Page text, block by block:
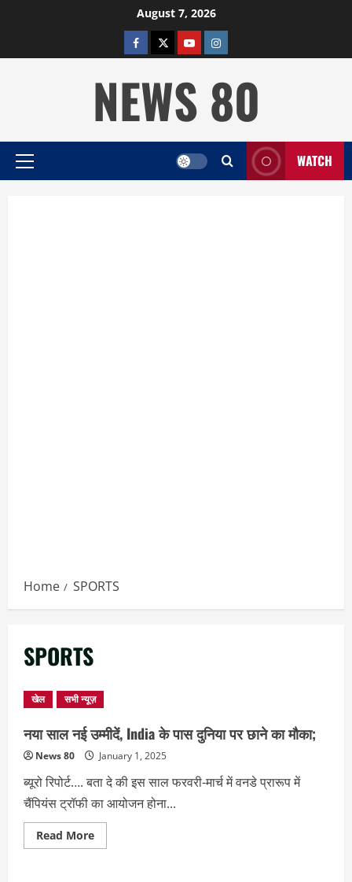
August 7, 2026
facebooktwitterYOUTUBE
instagram
NEWS 80
Primary
WATCH
Home SPORTS
SPORTS
खेल सभी न्यूज़
नया साल नई उम्मीदें, India के पास दुनिया पर छाने का मौका;
News 80 January 1, 2025
ब्यूरो रिपोर्ट…. बता दे की इस साल फरवरी-मार्च में वनडे प्रारूप में
चैंपियंस ट्रॉफी का आयोजन होना...
Read MoreRead
more